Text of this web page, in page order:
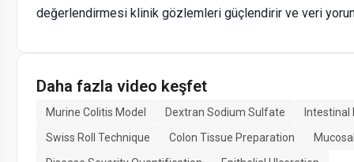
değerlendirmesi klinik gözlemleri güçlendirir ve veri
Daha fazla video keşfet
Murine Colitis Model Dextran Sodium Sulfate
Swiss Roll Technique
Colon Tissue Preparation